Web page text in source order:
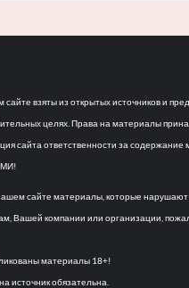
взяты из открытых источников и
целях. Права на материалы
сайта ответственности за содержание
сайте материалы, которые нарушают
Вашей компании или организации,
материалы 18+!
источник обязательна.